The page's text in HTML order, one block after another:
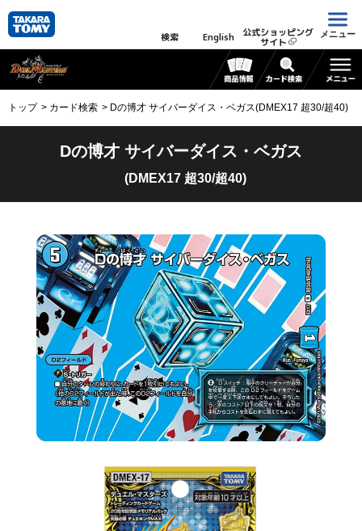
検索 English 公式ショッピング
サイト
メニュー
トップ カード検索 Dの博才 サイバーダイス・ベガス(DMEX17 超30/超40)
Dの博才 サイバーダイス・ベガス
(DMEX17 超30/超40)